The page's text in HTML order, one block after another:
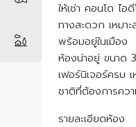
ให้เช่า คอนโด ไอ
ทางสะดวก เหมา
พร้อมอยู่ในเมือง
ห้องน่าอยู่ ขนาด
เฟอร์นิเจอร์ครบ
ชาติที่ต้องการคว
รายละเอียดห้อง